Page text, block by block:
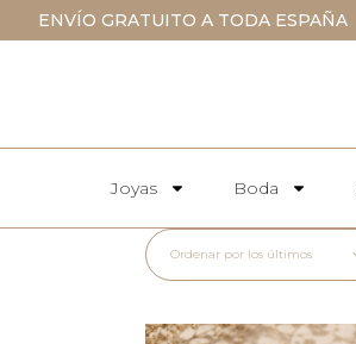
ENVÍO GRATUITO A TODA ESPAÑA
Joyas Boda
Ordenar por los últimos